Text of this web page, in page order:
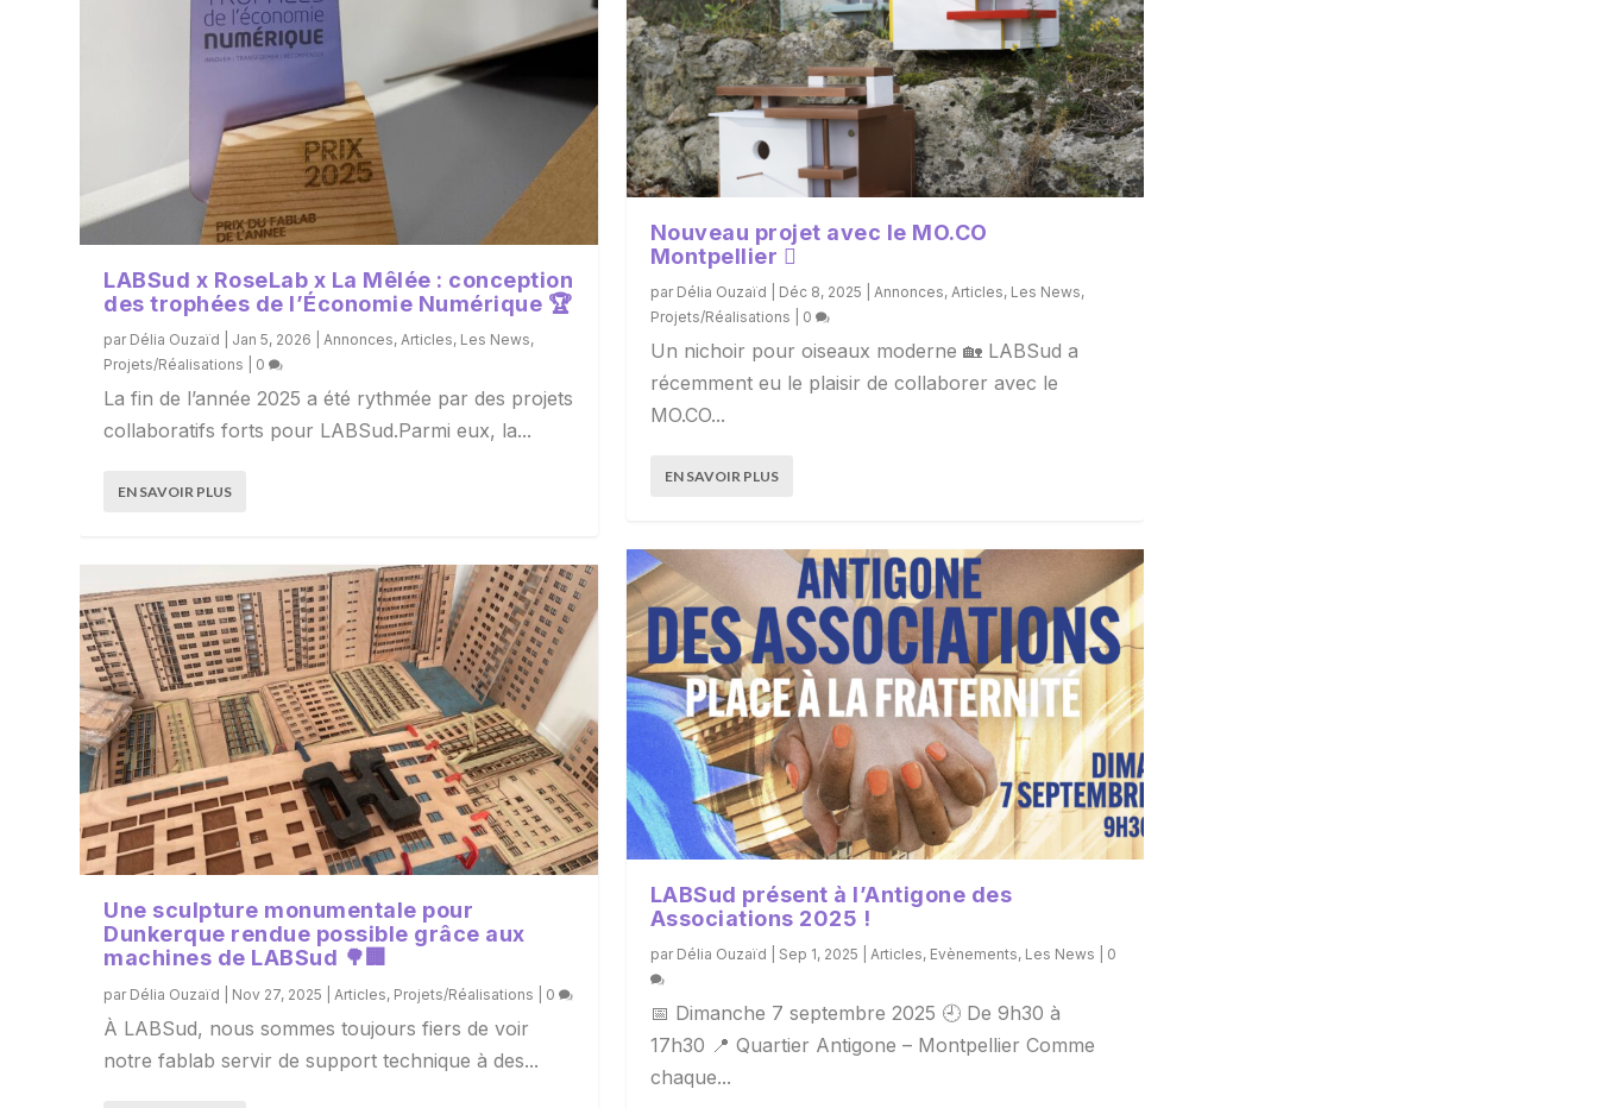
LABSud x RoseLab x La Mêlée : conception
des trophées de l’Économie Numérique 🏆
par Délia Ouzaïd Jan 5, 2026 Annonces, Articles, Les News,
Projets/Réalisations
0
La fin de l’année 2025 a été rythmée par des projets
collaboratifs forts pour LABSud.Parmi eux, la...
EN SAVOIR PLUS
Une sculpture monumentale pour
Dunkerque rendue possible grâce aux
machines de LABSud 🌳🏢
par Délia Ouzaïd Nov 27, 2025 |Articles, Projets/Réalisations 0
À LABSud, nous sommes toujours fiers de voir
notre fablab servir de support technique à des...
Nouveau projet avec le MO.CO
Montpellier 🫟
par Délia Ouzaïd Déc 8, 2025 Annonces, Articles, Les News,
Projets/Réalisations
0
Un nichoir pour oiseaux moderne 🏡 LABSud a
récemment eu le plaisir de collaborer avec le
MO.CO...
EN SAVOIR PLUS
LABSud présent à l’Antigone des
Associations 2025 !
par Délia Ouzaïd Sep 1, 2025 Articles, Evènements, Les News 0
📅 Dimanche 7 septembre 2025 🕘 De 9h30 à
17h30 📍 Quartier Antigone – Montpellier Comme
chaque...